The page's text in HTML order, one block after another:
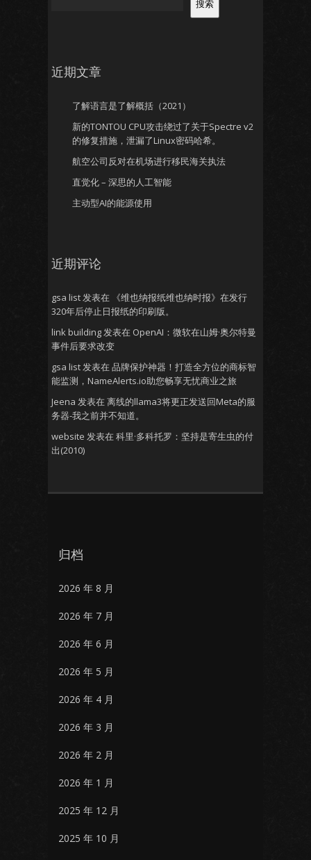
搜索
近期文章
了解语言是了解概括（2021）
新的TONTOU CPU攻击绕过了关于Spectre v2
的修复措施，泄漏了Linux密码哈希。
航空公司反对在机场进行移民海关执法
直觉化 – 深思的人工智能
主动型AI的能源使用
近期评论
gsa list发表在
《维也纳报纸维也纳时报》在发行
320年后停止日报纸的印刷版。
link building发表在 OpenAI：微软在山姆·奥尔特曼
事件后要求改变
gsa list发表在 品牌保护神器！打造全方位的商标智
能监测，NameAlerts.io助您畅享无忧商业之旅
Jeena 发表在 离线的llama3将更正发送回Meta的服
务器-我之前并不知道。
website 发表在 科里·多科托罗：坚持是寄生虫的付
出(2010)
归档
2026 年 8 月
2026 年 7 月
2026 年 6 月
2026 年 5 月
2026 年 4 月
2026 年 3 月
2026 年 2 月
2026 年 1 月
2025 年 12 月
2025 年 10 月